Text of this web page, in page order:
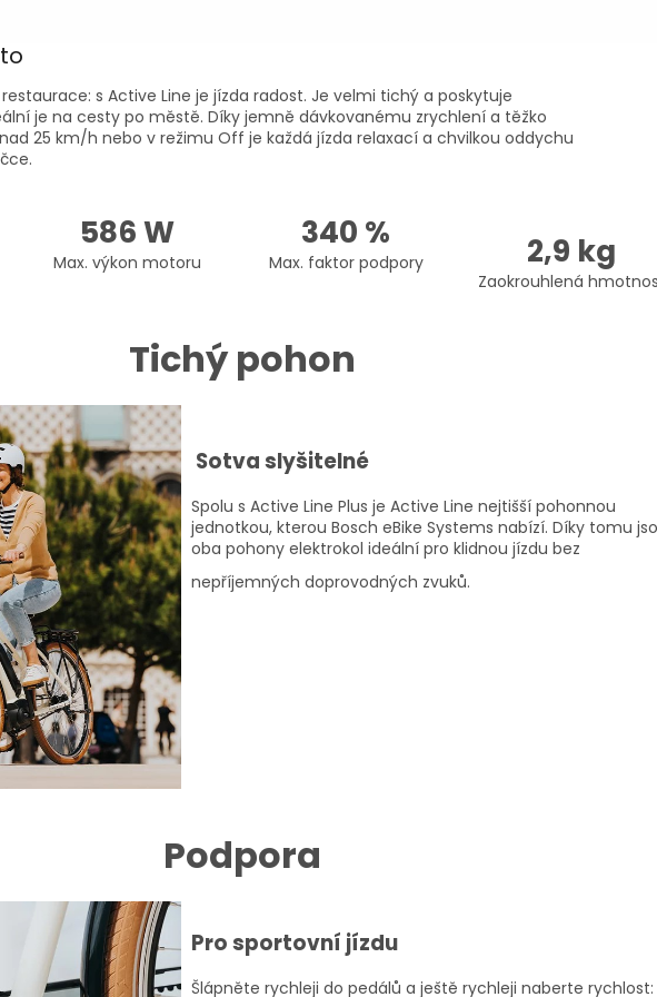
s Active Line je jízda radost. Je velmi tichý a poskytuje
je na cesty po městě. Díky jemně dávkovanému zrychlení a těžko
25 km/h nebo v režimu Off je každá jízda relaxací a chvilkou oddychu
586 W
Max. výkon motoru
340 %
Max. faktor podpory 2,9 kg
Zaokrouhlená
Tichý pohon
Sotva slyšitelné
Spolu s Active Line Plus je Active Line nejtišší pohonnou
jednotkou, kterou Bosch eBike Systems nabízí. Díky tomu
oba pohony elektrokol ideální pro klidnou jízdu bez
nepříjemných doprovodných zvuků.
Podpora
Pro sportovní jízdu
Šlápněte rychleji do pedálů a ještě rychleji naberte rychlost: